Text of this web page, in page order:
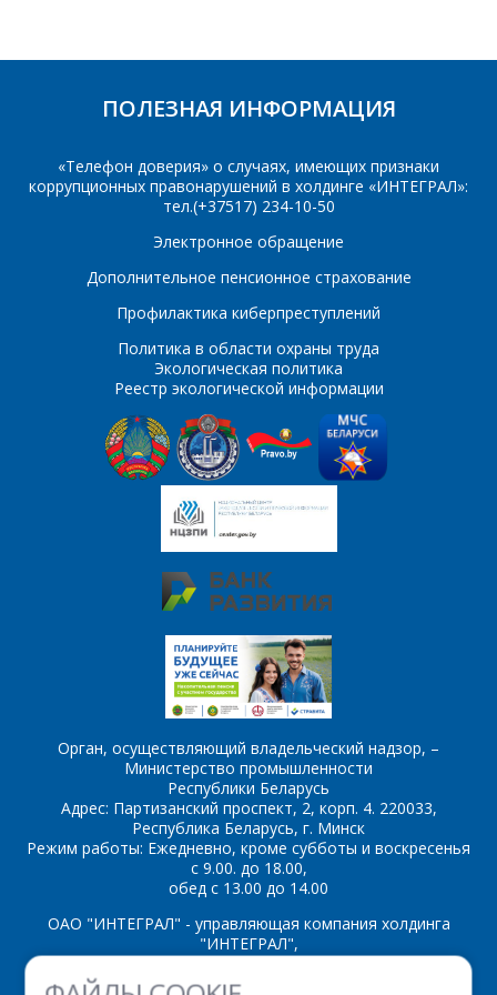
BU2506D BU2506F
BU2508D
BU2525A BU2525D
BU508
BU508А
BU941ZP
BUD44D2 BUH100
BUZ71
BUZ90A
IRF511
IRF5210
IRF522 IRF530
IRF531 IRF532
IRF542 IRF610
ПОЛЕЗНАЯ ИНФОРМАЦИЯ
«Телефон доверия» о случаях, имеющих признаки
коррупционных правонарушений в холдинге «ИНТЕГРАЛ»:
тел.(+37517) 234-10-50
Электронное обращение
Дополнительное пенсионное страхование
Профилактика киберпреступлений
Политика в области охраны труда
Экологическая политика
Реестр экологической информации
Орган, осуществляющий владельческий надзор, –
Министерство промышленности
Республики Беларусь
Адрес: Партизанский проспект, 2, корп. 4. 220033,
Республика Беларусь, г. Минск
Режим работы: Ежедневно, кроме субботы и воскресенья
с 9.00. до 18.00,
обед с 13.00 до 14.00
ОАО "ИНТЕГРАЛ" - управляющая компания холдинга
"ИНТЕГРАЛ",
ул. Казинца И.П., д.121А, комната 327, г. Минск, 220108,
*- обязательные
поля
ОТПРАВИТЬ
*- обязательные